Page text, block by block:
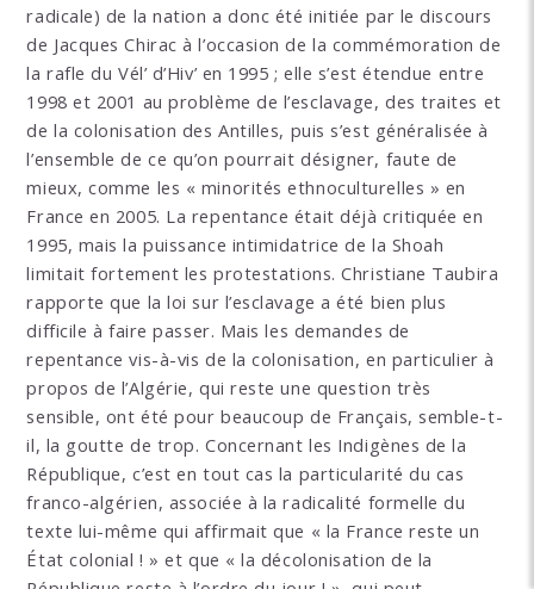
radicale) de la nation a donc été initiée par le discours
de Jacques Chirac à l’occasion de la commémoration de
la rafle du Vél’ d’Hiv’ en 1995 ; elle s’est étendue entre
1998 et 2001 au problème de l’esclavage, des traites et
de la colonisation des Antilles, puis s’est généralisée à
l’ensemble de ce qu’on pourrait désigner, faute de
mieux, comme les « minorités ethnoculturelles » en
France en 2005. La repentance était déjà critiquée en
1995, mais la puissance intimidatrice de la Shoah
limitait fortement les protestations. Christiane Taubira
rapporte que la loi sur l’esclavage a été bien plus
difficile à faire passer. Mais les demandes de
repentance vis-à-vis de la colonisation, en particulier à
propos de l’Algérie, qui reste une question très
sensible, ont été pour beaucoup de Français, semble-t-
il, la goutte de trop. Concernant les Indigènes de la
République, c’est en tout cas la particularité du cas
franco-algérien, associée à la radicalité formelle du
texte lui-même qui affirmait que « la France reste un
État colonial ! » et que « la décolonisation de la